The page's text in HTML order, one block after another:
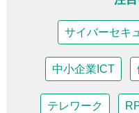
サイバーセキ
中小企業ICT
テレワーク